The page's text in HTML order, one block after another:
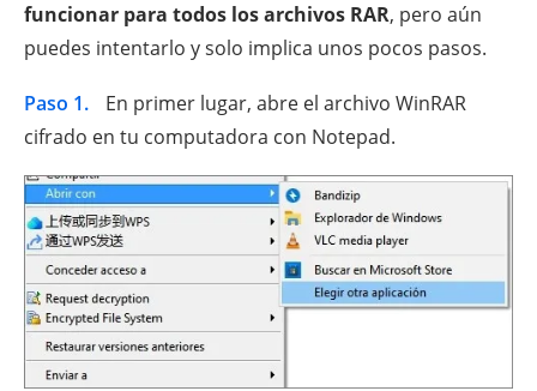
funcionar para todos los archivos RAR, pero aún
puedes intentarlo y solo implica unos pocos pasos.
Paso 1.
En primer lugar, abre el archivo WinRAR
cifrado en tu computadora con Notepad.